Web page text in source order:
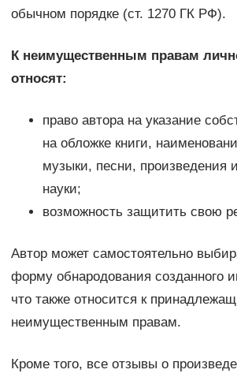
обычном порядке (ст. 1270 ГК РФ).
К неимущественным правам
относят:
право автора на указание
на обложке книги,
музыки, песни, произведения
науки;
возможность защитить свою
Автор может самостоятельно
форму обнародования созданного
что также относится к
неимущественным правам.
Кроме того, все отзывы о